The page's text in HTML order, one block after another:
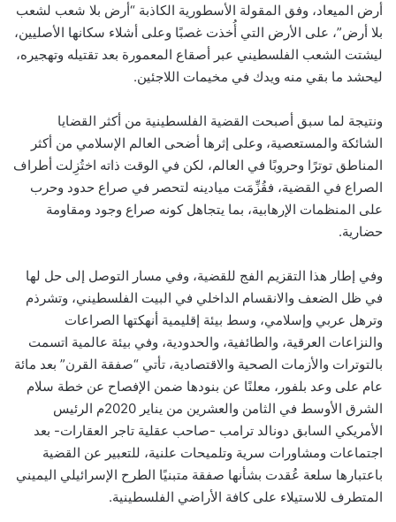
أرض الميعاد، وفق المقولة الأسطورية الكاذبة “أرض بلا شعب لشعب
بلا أرض”، على الأرض التي أُخذت غصبًا وعلى أشلاء سكانها الأصليين،
ليشتت الشعب الفلسطيني عبر أصقاع المعمورة بعد تقتيله وتهجيره،
ليحشد ما بقي منه ويدك في مخيمات اللاجئين.
ونتيجة لما سبق أصبحت القضية الفلسطينية من أكثر القضايا
الشائكة والمستعصية، وعلى إثرها أضحى العالم الإسلامي من أكثر
المناطق توترًا وحروبًا في العالم، لكن في الوقت ذاته اختُزِلت أطراف
الصراع في القضية، فقُزِّمَت ميادينه لتحصر في صراع حدود وحرب
على المنظمات الإرهابية، بما يتجاهل كونه صراع وجود ومقاومة
حضارية.
وفي إطار هذا التقزيم الفج للقضية، وفي مسار التوصل إلى حل لها
في ظل الضعف والانقسام الداخلي في البيت الفلسطيني، وتشرذم
وترهل عربي وإسلامي، وسط بيئة إقليمية أنهكتها الصراعات
والنزاعات العرقية، والطائفية، والحدودية، وفي بيئة عالمية اتسمت
بالتوترات والأزمات الصحية والاقتصادية، تأتي “صفقة القرن” بعد مائة
عام على وعد بلفور، معلنًا عن بنودها ضمن الإفصاح عن خطة سلام
الشرق الأوسط في الثامن والعشرين من يناير 2020م الرئيس
الأمريكي السابق دونالد ترامب -صاحب عقلية تاجر العقارات- بعد
اجتماعات ومشاورات سرية وتلميحات علنية، للتعبير عن القضية
باعتبارها سلعة عُقدت بشأنها صفقة متبنيًا الطرح الإسرائيلي اليميني
المتطرف للاستيلاء على كافة الأراضي الفلسطينية.